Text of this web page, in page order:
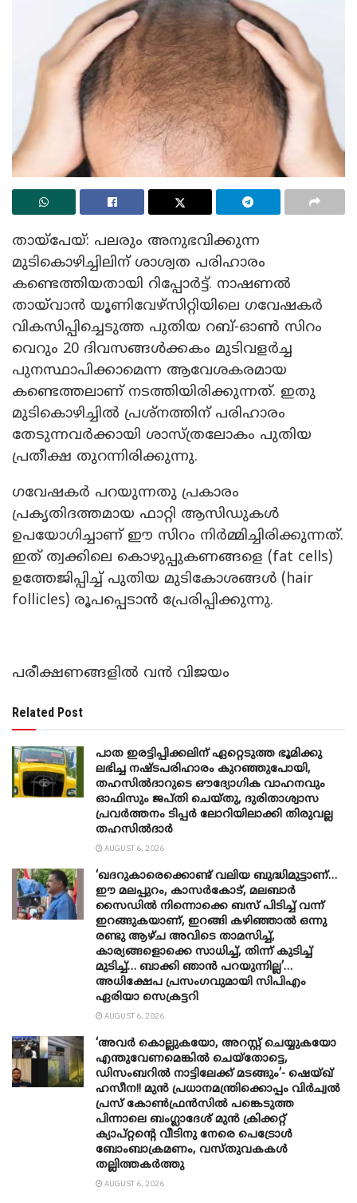
തായ്‌പേയ്: പലരും അനുഭവിക്കുന്ന
മുടികൊഴിച്ചിലിന് ശാശ്വത പരിഹാരം
കണ്ടെത്തിയതായി റിപ്പോർട്ട്. നാഷണൽ
തായ്‍വാൻ യൂണിവേഴ്സിറ്റിയിലെ ഗവേഷകർ
വികസിപ്പിച്ചെടുത്ത പുതിയ റബ്-ഓൺ സിറം
വെറും 20 ദിവസങ്ങൾക്കകം മുടിവളർച്ച
പുനസ്ഥാപിക്കാമെന്ന ആവേശകരമായ
കണ്ടെത്തലാണ് നടത്തിയിരിക്കുന്നത്. ഇതു
മുടികൊഴിച്ചിൽ പ്രശ്‌നത്തിന് പരിഹാരം
തേടുന്നവർക്കായി ശാസ്ത്രലോകം പുതിയ
പ്രതീക്ഷ തുറന്നിരിക്കുന്നു.
ഗവേഷകർ പറയുന്നതു പ്രകാരം
പ്രകൃതിദത്തമായ ഫാറ്റി ആസിഡുകൾ
ഉപയോഗിച്ചാണ് ഈ സിറം നിർമ്മിച്ചിരിക്കുന്നത്.
ഇത് ത്വക്കിലെ കൊഴുപ്പുകണങ്ങളെ (fat cells)
ഉത്തേജിപ്പിച്ച് പുതിയ മുടികോശങ്ങൾ (hair
follicles) രൂപപ്പെടാൻ പ്രേരിപ്പിക്കുന്നു.
പരീക്ഷണങ്ങളിൽ വൻ വിജയം
Related Post
പാത ഇരട്ടിപ്പിക്കലിന് ഏറ്റെടുത്ത ഭൂമിക്കു
ലഭിച്ച നഷ്ടപരിഹാരം കുറഞ്ഞുപോയി,
തഹസിൽദാറുടെ ഔദ്യോ​ഗിക വാഹനവും
ഓഫിസും ജപ്തി ചെയ്തു, ദുരിതാശ്വാസ
പ്രവർത്തനം ടിപ്പർ ലോറിയിലാക്കി തിരുവല്ല
തഹസിൽദാർ
AUGUST 6, 2026
‘ഖദറുകാരെക്കൊണ്ട് വലിയ ബുദ്ധിമുട്ടാണ്…
ഈ മലപ്പുറം, കാസർകോട്, മലബാർ
സൈഡിൽ നിന്നൊക്കെ ബസ് പിടിച്ച് വന്ന്
ഇറങ്ങുകയാണ്, ഇറങ്ങി കഴിഞ്ഞാൽ ഒന്നു
രണ്ടു ആഴ്ച അവിടെ താമസിച്ച്,
കാര്യങ്ങളൊക്കെ സാധിച്ച്, തിന്ന് കുടിച്ച്
മുടിച്ച്… ബാക്കി ഞാൻ പറയുന്നില്ല’…
അധിക്ഷേപ പ്രസംഗവുമായി സിപിഎം
ഏരിയാ സെക്രട്ടറി
AUGUST 6, 2026
‘അവർ കൊല്ലുകയോ, അറസ്റ്റ് ചെയ്യുകയോ
എന്തുവേണമെങ്കിൽ ചെയ്തോട്ടെ,
ഡിസംബറിൽ നാട്ടിലേക്ക് മടങ്ങും’- ഷെയ്ഖ്
ഹസീന!! മുൻ പ്രധാനമന്ത്രിക്കൊപ്പം വിർച്വൽ
പ്രസ് കോൺഫ്രൻസിൽ പങ്കെടുത്ത
പിന്നാലെ ബംഗ്ലാദേശ് മുൻ ക്രിക്കറ്റ്
ക്യാപ്റ്റന്റെ വീടിനു നേരെ പെട്രോൾ
ബോംബാക്രമണം, വസ്തുവകകൾ
തല്ലിത്തകർത്തു
AUGUST 6, 2026